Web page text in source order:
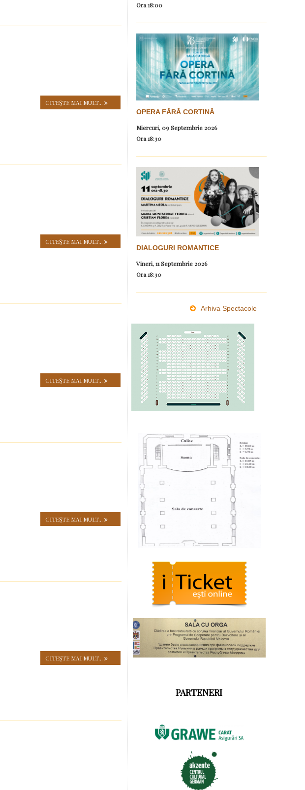
CITEŞTE MAI MULT...
CITEŞTE MAI MULT...
CITEŞTE MAI MULT...
CITEŞTE MAI MULT...
CITEŞTE MAI MULT...
Ora18:00
OPERA FĂRĂ CORTINĂ
Miercuri, 09 Septembrie 2026
Ora18:30
DIALOGURI ROMANTICE
Vineri, 11 Septembrie 2026
Ora18:30
Arhiva Spectacole
PARTENERI